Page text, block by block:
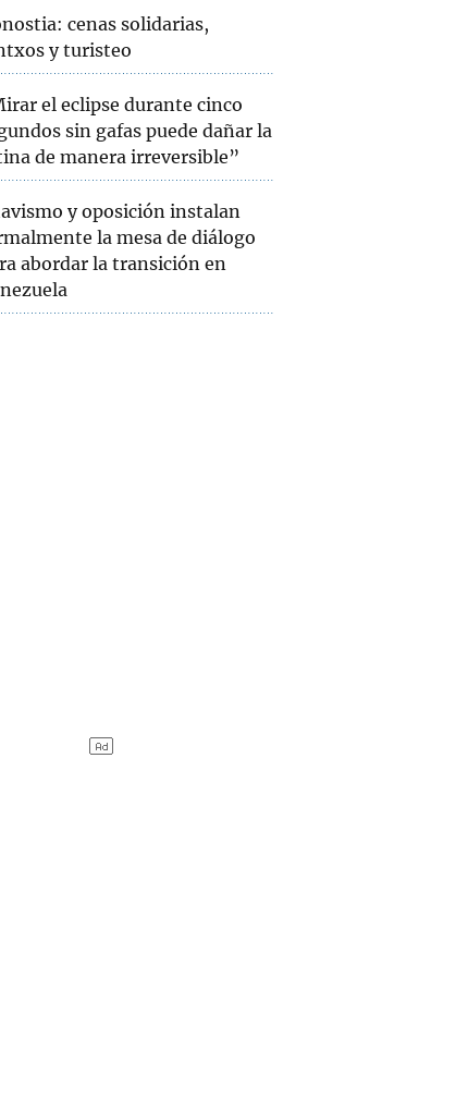
cenas solidarias,
y turisteo
el eclipse durante cinco
sin gafas puede dañar la
de manera irreversible”
y oposición instalan
la mesa de diálogo
abordar la transición en